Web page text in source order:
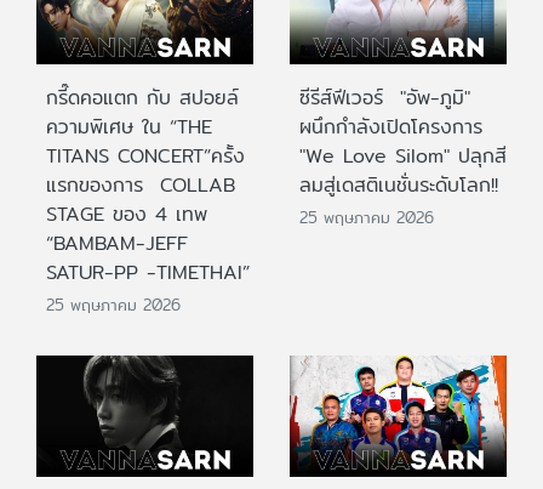
กรี๊ดคอแตก กับ สปอยล์
ความพิเศษ ใน “THE
TITANS CONCERT”ครั้ง
แรกของการ COLLAB
STAGE ของ 4 เทพ
“BAMBAM-JEFF
SATUR-PP -TIMETHAI”
25 พฤษภาคม 2026
ซีรีส์ฟีเวอร์ "อัพ-ภูมิ"
ผนึกกำลังเปิดโครงการ
"We Love Silom" ปลุกสี
ลมสู่เดสติเนชั่นระดับโลก!!
25 พฤษภาคม 2026